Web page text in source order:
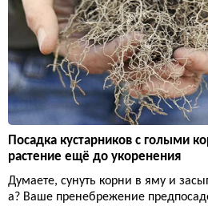
Посадка кустарников с голыми
растение ещё до укоренения
Думаете, сунуть корни в яму и
а? Ваше пренебрежение